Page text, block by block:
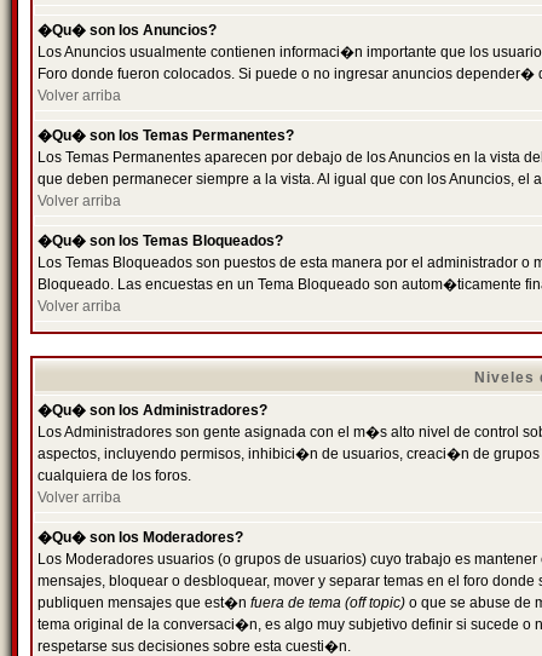
�Qu� son los Anuncios?
Los Anuncios usualmente contienen informaci�n importante que los
Foro donde fueron colocados. Si puede o no ingresar anuncios
Volver arriba
�Qu� son los Temas Permanentes?
Los Temas Permanentes aparecen por debajo de los Anuncios en la
que deben permanecer siempre a la vista. Al igual que con los Anuncios,
Volver arriba
�Qu� son los Temas Bloqueados?
Los Temas Bloqueados son puestos de esta manera por el administrador
Bloqueado. Las encuestas en un Tema Bloqueado son autom�ticamente
Volver arriba
Niveles
�Qu� son los Administradores?
Los Administradores son gente asignada con el m�s alto nivel de control
aspectos, incluyendo permisos, inhibici�n de usuarios, creaci�n de
cualquiera de los foros.
Volver arriba
�Qu� son los Moderadores?
Los Moderadores usuarios (o grupos de usuarios) cuyo trabajo es
mensajes, bloquear o desbloquear, mover y separar temas en el foro
publiquen mensajes que est�n fuera de tema (off topic) o que se abuse de
tema original de la conversaci�n, es algo muy subjetivo definir si sucede
respetarse sus decisiones sobre esta cuesti�n.